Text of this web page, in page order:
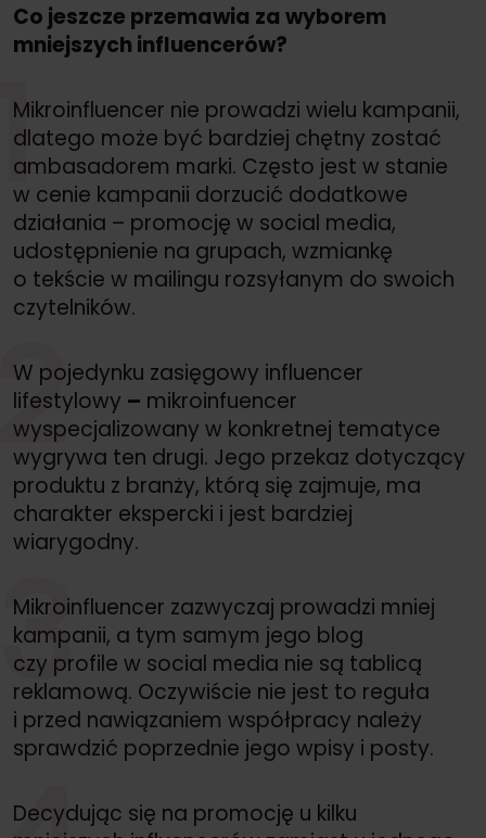
Co jeszcze przemawia za wyborem
mniejszych influencerów?
Mikroinfluencer nie prowadzi wielu kampanii,
dlatego może być bardziej chętny zostać
ambasadorem marki. Często jest w stanie
w cenie kampanii dorzucić dodatkowe
działania – promocję w social media,
udostępnienie na grupach, wzmiankę
o tekście w mailingu rozsyłanym do swoich
czytelników.
W pojedynku zasięgowy influencer
lifestylowy – mikroinfuencer
wyspecjalizowany w konkretnej tematyce
wygrywa ten drugi. Jego przekaz dotyczący
produktu z branży, którą się zajmuje, ma
charakter ekspercki i jest bardziej
wiarygodny.
Mikroinfluencer zazwyczaj prowadzi mniej
kampanii, a tym samym jego blog
czy profile w social media nie są tablicą
reklamową. Oczywiście nie jest to reguła
i przed nawiązaniem współpracy należy
sprawdzić poprzednie jego wpisy i posty.
Decydując się na promocję u kilku